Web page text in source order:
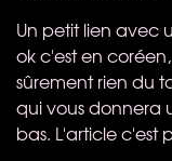
Un petit lien avec
ok c'est en
sûrement rien du
qui vous donnera
bas. L'article c'est